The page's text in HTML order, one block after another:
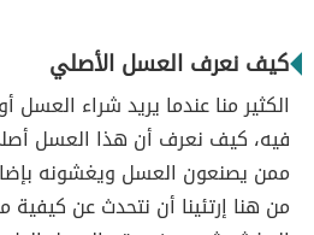
كيف نعرف العسل الأصلي
الكثير منا عندما يريد شراء
فيه، كيف نعرف أن هذا العسل
ممن يصنعون العسل ويغشونه
من هنا إرتئينا أن نتحدث عن